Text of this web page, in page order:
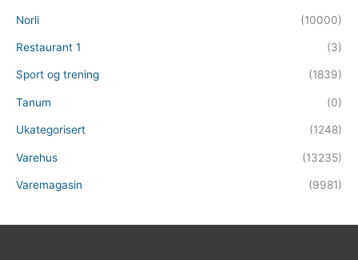
Norli (10000)
Restaurant 1 (3)
Sport og trening (1839)
Tanum (0)
Ukategorisert (1248)
Varehus (13235)
Varemagasin (9981)